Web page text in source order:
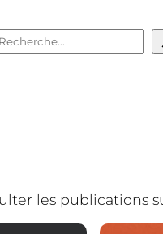
les publications